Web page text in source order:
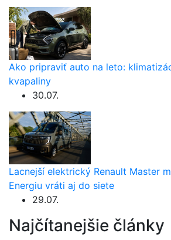
Ako pripraviť auto na leto:
kvapaliny
30.07.
Lacnejší elektrický Renault Master
Energiu vráti aj do siete
29.07.
Najčítanejšie články